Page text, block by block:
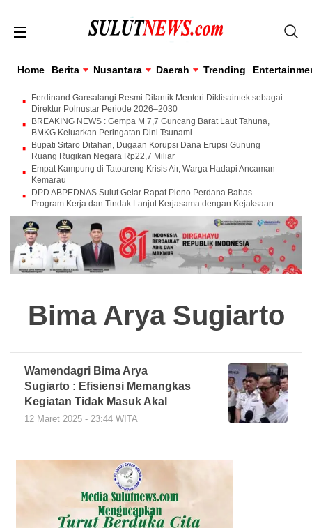
Home Berita Nusantara Daerah Trending
Ferdinand Gansalangi Resmi Dilantik Menteri Diktisaintek sebagai
Direktur Polnustar Periode 2026–2030
BREAKING NEWS : Gempa M 7,7 Guncang Barat Laut Tahuna,
BMKG Keluarkan Peringatan Dini Tsunami
Bupati Sitaro Ditahan, Dugaan Korupsi Dana Erupsi Gunung
Ruang Rugikan Negara Rp22,7 Miliar
Empat Kampung di Tatoareng Krisis Air, Warga Hadapi Ancaman
Kemarau
DPD ABPEDNAS Sulut Gelar Rapat Pleno Perdana Bahas
Program Kerja dan Tindak Lanjut Kerjasama dengan Kejaksaan
Bima Arya Sugiarto
Wamendagri Bima Arya
Sugiarto : Efisiensi Memangkas
Kegiatan Tidak Masuk Akal
12 Maret 2025 - 23:44 WITA